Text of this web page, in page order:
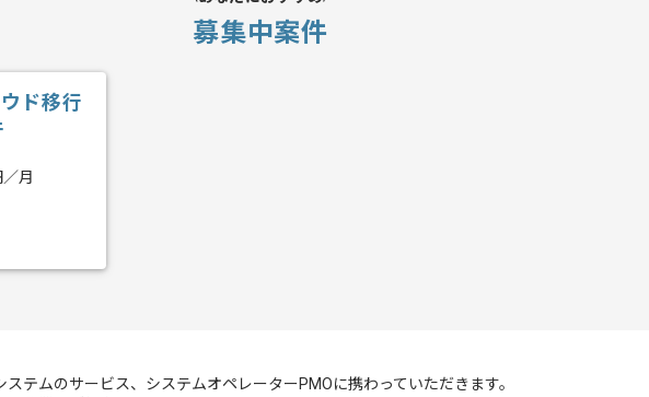
募集中案件
ド移行
／月
ステムのサービス、システムオペレーターPMOに携わっていただきます。